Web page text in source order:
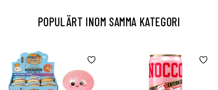
POPULÄRT INOM SAMMA KATEGORI